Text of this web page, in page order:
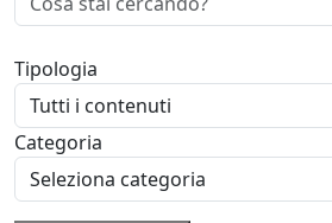
Tipologia
Categoria